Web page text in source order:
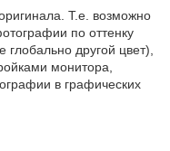
Т.е. возможно
по оттенку
глобально другой цвет),
монитора,
в графических